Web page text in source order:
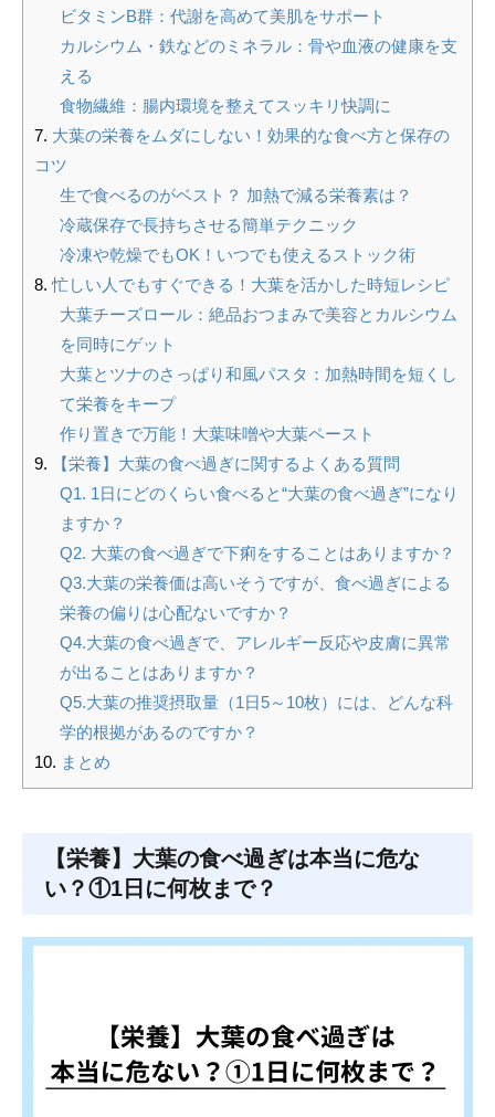
ビタミンB群：代謝を高めて美肌をサポート
カルシウム・鉄などのミネラル：骨や血液の健康を支
える
食物繊維：腸内環境を整えてスッキリ快調に
大葉の栄養をムダにしない！効果的な食べ方と保存の
コツ
生で食べるのがベスト？ 加熱で減る栄養素は？
冷蔵保存で長持ちさせる簡単テクニック
冷凍や乾燥でもOK！いつでも使えるストック術
忙しい人でもすぐできる！大葉を活かした時短レシピ
大葉チーズロール：絶品おつまみで美容とカルシウム
を同時にゲット
大葉とツナのさっぱり和風パスタ：加熱時間を短くし
て栄養をキープ
作り置きで万能！大葉味噌や大葉ペースト
【栄養】大葉の食べ過ぎに関するよくある質問
Q1. 1日にどのくらい食べると“大葉の食べ過ぎ”になり
ますか？
Q2. 大葉の食べ過ぎで下痢をすることはありますか？
Q3.大葉の栄養価は高いそうですが、食べ過ぎによる
栄養の偏りは心配ないですか？
Q4.大葉の食べ過ぎで、アレルギー反応や皮膚に異常
が出ることはありますか？
Q5.大葉の推奨摂取量（1日5～10枚）には、どんな科
学的根拠があるのですか？
まとめ
【栄養】大葉の食べ過ぎは本当に危な
い？①1日に何枚まで？